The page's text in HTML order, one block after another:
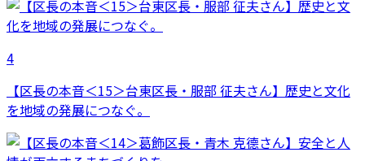
4
【区長の本音＜15＞台東区長・服部 征夫さん】歴史と文化
を地域の発展につなぐ。